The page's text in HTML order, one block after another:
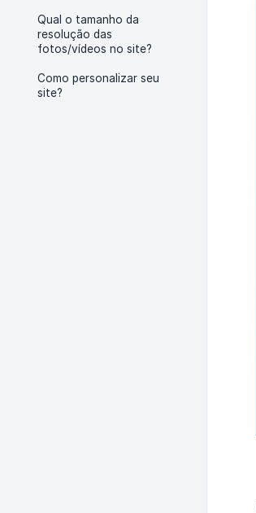
Qual o tamanho da
resolução das
fotos/vídeos no site?
Como personalizar seu
site?